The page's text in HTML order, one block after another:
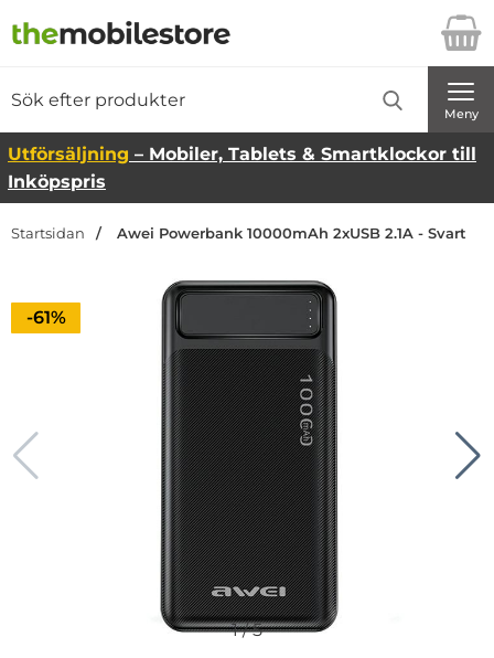
Startsidan för Danira Telecom AB
Meny
Utförsäljning – Mobiler, Tablets & Smartklockor till
Inköpspris
Startsidan Awei Powerbank 10000mAh 2xUSB 2.1A - Svart
Priset är nedsatt med
-61%
1/5